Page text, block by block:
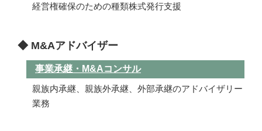
経営権確保のための種類株式発行支援
◆ M&Aアドバイザー
事業承継・M&Aコンサル
親族内承継、親族外承継、外部承継のアドバイザリー
業務